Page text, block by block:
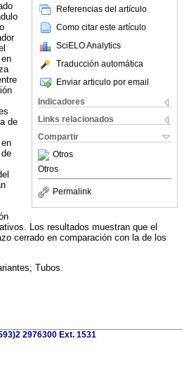
Referencias del artículo
Como citar este artículo
SciELO Analytics
Traducción automática
Enviar articulo por email
Indicadores
Links relacionados
Compartir
Otros
Otros
Permalink
de
Los resultados muestran que el
cerrado en comparación con la de los
Tubos.
2976300 Ext. 1531